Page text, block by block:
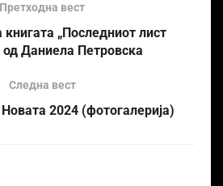
Претходна вест
„Последниот лист
од Даниела Петровска
Следна вест
2024 (фотогалерија)